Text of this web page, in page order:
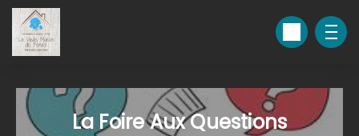
La Foire Aux Questions